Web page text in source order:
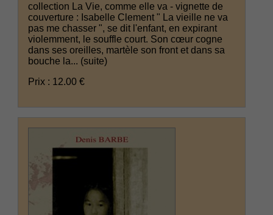
collection La Vie, comme elle va - vignette de
couverture : Isabelle Clement " La vieille ne va
pas me chasser ", se dit l'enfant, en expirant
violemment, le souffle court. Son cœur cogne
dans ses oreilles, martèle son front et dans sa
bouche la... (suite)
Prix : 12.00 €